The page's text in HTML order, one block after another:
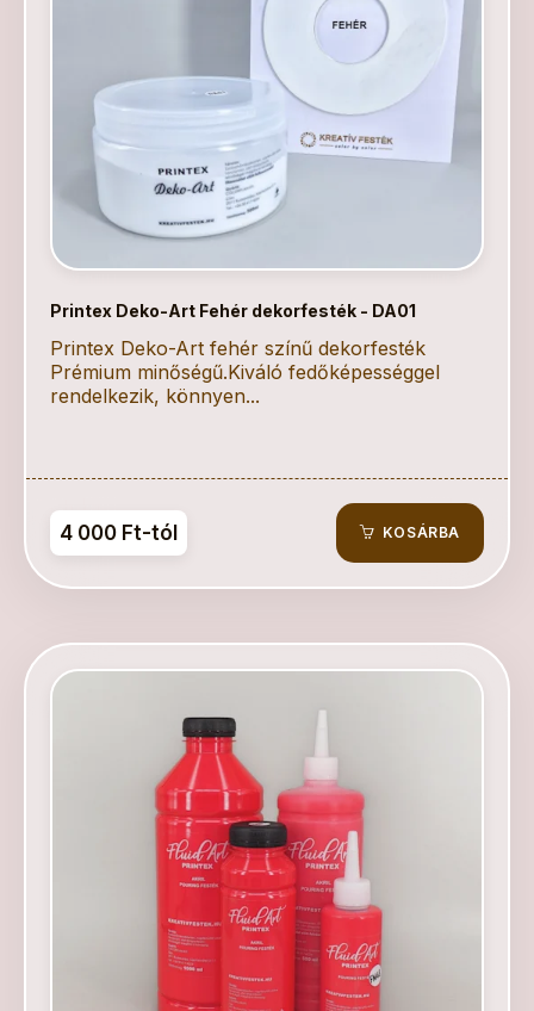
Printex Deko-Art Fehér dekorfesték - DA01
Printex Deko-Art fehér színű dekorfesték
Prémium minőségű.Kiváló fedőképességgel
rendelkezik, könnyen...
4 000 Ft-tól KOSÁRBA